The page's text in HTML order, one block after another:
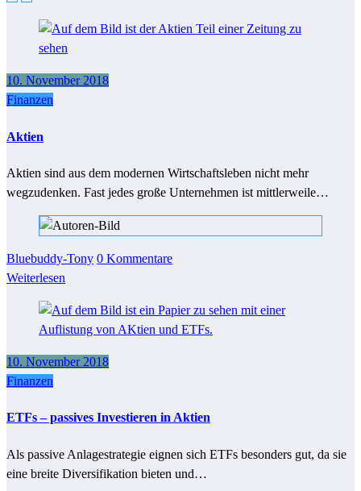
10. November 2018
Finanzen
Aktien
Aktien sind aus dem modernen Wirtschaftsleben nicht mehr
wegzudenken. Fast jedes große Unternehmen ist mittlerweile…
Bluebuddy-Tony 0 Kommentare
Weiterlesen
10. November 2018
Finanzen
ETFs – passives Investieren in Aktien
Als passive Anlagestrategie eignen sich ETFs besonders gut, da sie
eine breite Diversifikation bieten und…